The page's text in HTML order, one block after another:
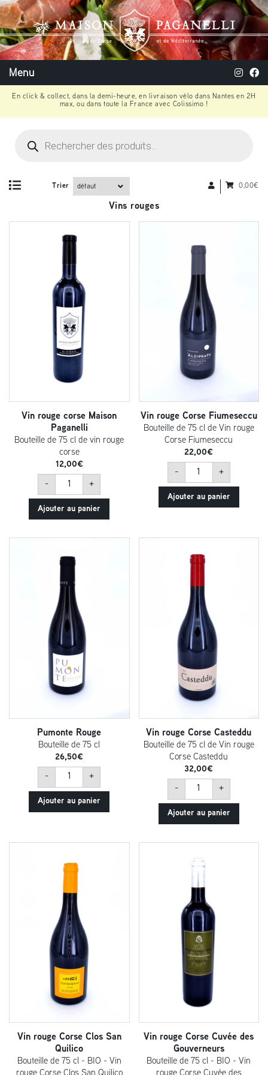
Menu
En click & collect, dans la demi-heure, en livraison vélo dans Nantes en 2H
max, ou dans toute la France avec Colissimo !
produits
Trier 0,00€
Vins rouges
Vin rouge corse Maison
Paganelli
Bouteille de 75 cl de vin rouge
corse
12,00€
-
Vin
corse
Maison
+
Ajouter au panier
Vin rouge Corse Fiumeseccu
Bouteille de 75 cl de Vin rouge
Corse Fiumeseccu
22,00€
-
Vin
Corse
Fiumeseccu
+
Ajouter au panier
Pumonte Rouge
Bouteille de 75 cl
26,50€
-
Pumonte
+
Ajouter au panier
Vin rouge Corse Casteddu
Bouteille de 75 cl de Vin rouge
Corse Casteddu
32,00€
-
Vin
Corse
Casteddu
+
Ajouter au panier
Vin rouge Corse Clos San
Quilico
Bouteille de 75 cl - BIO - Vin
rouge Corse Clos San Quilico
Vin rouge Corse Cuvée des
Gouverneurs
Bouteille de 75 cl - BIO - Vin
rouge Corse Cuvée des